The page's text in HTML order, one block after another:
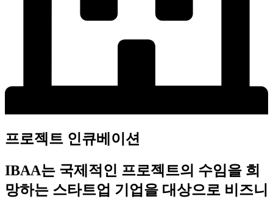
프로젝트 인큐베이션
IBAA는 국제적인 프로젝트의 수임을 희
망하는 스타트업 기업을 대상으로 비즈니